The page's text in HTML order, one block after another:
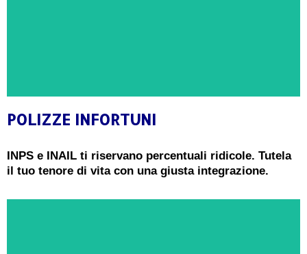
CONSULENZA GRATUITA
Ricevi oggi una consulenza gratuita e senza
POLIZZE INFORTUNI
INPS e INAIL ti riservano percentuali ridicole. Tutela
il tuo tenore di vita con una giusta integrazione.